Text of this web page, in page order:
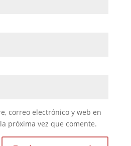
correo electrónico y web en
próxima vez que comente.